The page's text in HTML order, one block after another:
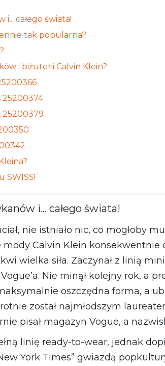
całego świata!
tak popularna?
i biżuterii Calvin Klein?
25200374
25200379
SWISS!
i... całego świata!
nie istniało nic, co mogłoby
Calvin Klein konsekwentnie
wielka siła. Zaczynał z linią
Nie minął kolejny rok, a
oszczędna forma, a
został najmłodszym
pisał magazyn Vogue, a
linię ready-to-wear, jednak
York Times” gwiazdą